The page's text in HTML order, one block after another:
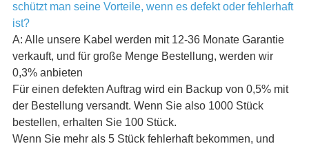
schützt man seine Vorteile, wenn es defekt oder fehlerhaft
ist?
A: Alle unsere Kabel werden mit 12-36 Monate Garantie
verkauft, und für große Menge Bestellung, werden wir
0,3% anbieten
Für einen defekten Auftrag wird ein Backup von 0,5% mit
der Bestellung versandt. Wenn Sie also 1000 Stück
bestellen, erhalten Sie 100 Stück.
Wenn Sie mehr als 5 Stück fehlerhaft bekommen, und